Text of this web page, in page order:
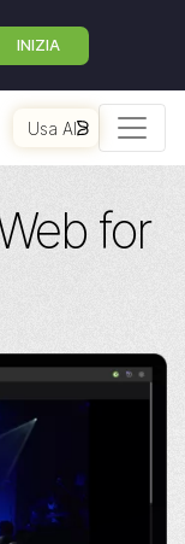
INIZIA
Usa AI
for